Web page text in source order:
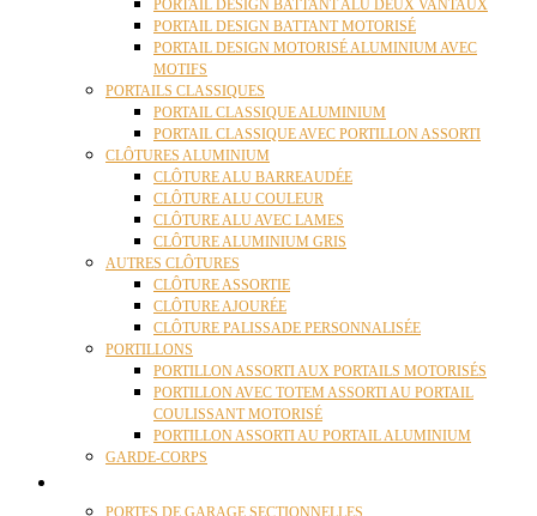
PORTAIL DESIGN BATTANT ALU DEUX VANTAUX
PORTAIL DESIGN BATTANT MOTORISÉ
PORTAIL DESIGN MOTORISÉ ALUMINIUM AVEC
MOTIFS
PORTAILS CLASSIQUES
PORTAIL CLASSIQUE ALUMINIUM
PORTAIL CLASSIQUE AVEC PORTILLON ASSORTI
CLÔTURES ALUMINIUM
CLÔTURE ALU BARREAUDÉE
CLÔTURE ALU COULEUR
CLÔTURE ALU AVEC LAMES
CLÔTURE ALUMINIUM GRIS
AUTRES CLÔTURES
CLÔTURE ASSORTIE
CLÔTURE AJOURÉE
CLÔTURE PALISSADE PERSONNALISÉE
PORTILLONS
PORTILLON ASSORTI AUX PORTAILS MOTORISÉS
PORTILLON AVEC TOTEM ASSORTI AU PORTAIL
COULISSANT MOTORISÉ
PORTILLON ASSORTI AU PORTAIL ALUMINIUM
GARDE-CORPS
PORTES DE GARAGE SECTIONNELLES